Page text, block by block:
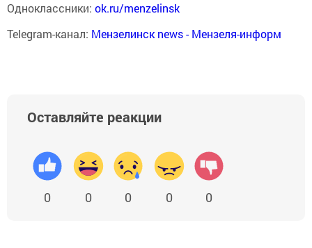
Одноклассники: ok.ru/menzelinsk
Telegram-канал: Мензелинск news - Мензеля-информ
Оставляйте реакции
0 0 0 0 0